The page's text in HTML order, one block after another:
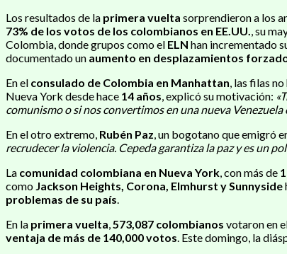
Los resultados de la primera vuelta sorprendieron a los
73% de los votos de los colombianos en EE.UU., su
Colombia, donde grupos como el ELN han incrementado
documentado un aumento en desplazamientos
En el consulado de Colombia en Manhattan, las filas
Nueva York desde hace 14 años, explicó su motivación:
comunismo o si nos convertimos en una nueva Venezuela
En el otro extremo, Rubén Paz, un bogotano que emigró
recrudecer la violencia. Cepeda garantiza la paz y es un
La comunidad colombiana en Nueva York, con más de
como Jackson Heights, Corona, Elmhurst y Sunnyside
problemas de su país.
En la primera vuelta,573,087 colombianos votaron en
ventaja de más de 140,000 votos. Este domingo, la